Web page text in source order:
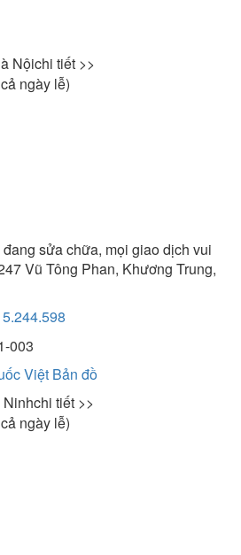
Nộichi tiết >>
ngày lễ)
sửa chữa, mọi giao dịch vui
Vũ Tông Phan, Khương Trung,
003
Việt Bản đồ
chi tiết >>
ngày lễ)